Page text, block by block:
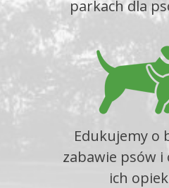
parkach dla
Edukujemy o
zabawie psów i
ich